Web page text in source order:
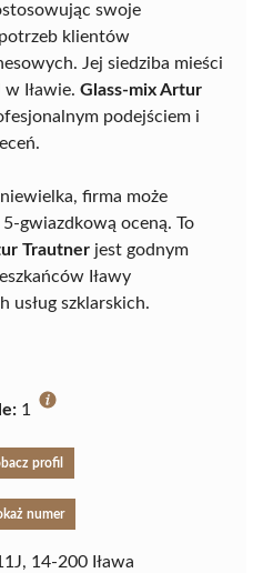
swoje
klientów
Jej siedziba mieści
Iławie. Glass-mix Artur
podejściem i
firma może
gwiazdkową oceną. To
Trautner jest godnym
Iławy
usług szklarskich.
1
profil
numer
14-200 Iława